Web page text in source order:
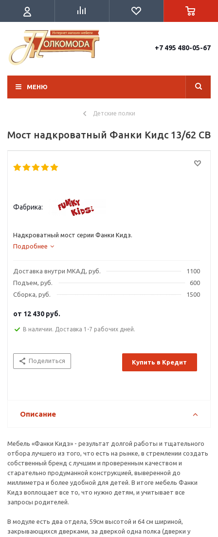
+7 495 480-05-67
МЕНЮ
Детские полки
Мост надкроватный Фанки Кидс 13/62 СВ
Фабрика:
Надкроватный мост серии Фанки Кидз.
Подробнее
Доставка внутри МКАД, руб.
1100
Подъем, руб.
600
Сборка, руб.
1500
от 12 430 руб.
В наличии. Доставка 1-7 рабочих дней.
Поделиться Купить в Кредит
Описание
Мебель «Фанки Кидз» - результат долгой работы и тщательного
отбора лучшего из того, что есть на рынке, в стремлении создать
собственный бренд с лучшим и проверенным качеством и
старательно продуманной конструкцией, выверенной до
миллиметра и более удобной для детей. В итоге мебель Фанки
Кидз воплощает все то, что нужно детям, и учитывает все
запросы родителей.
В модуле есть два отдела, 59см высотой и 64 см шириной,
закрывающихся дверками, за дверкой одна полка (дверки у